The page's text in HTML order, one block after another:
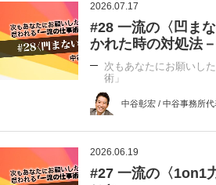
2026.07.17
#28 一流の〈凹ま
かれた時の対処法－
次もあなたにお願いし
術」
中谷彰宏 / 中谷事務所代
2026.06.19
#27 一流の〈1on1